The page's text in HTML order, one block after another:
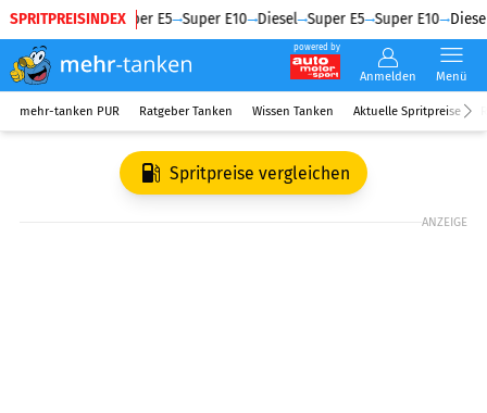
SPRITPREISINDEX
Diesel Super E5 Super E10 Diesel Super E5 Super E10 Diesel
powered by
Anmelden Menü
mehr-tanken PUR Ratgeber Tanken Wissen Tanken Aktuelle Spritpreise
Spritpreise vergleichen
ANZEIGE